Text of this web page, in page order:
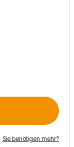
Sie benötigen mehr?